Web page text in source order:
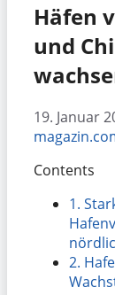
Häfen
und
19. Januar
Contents
1.
2.